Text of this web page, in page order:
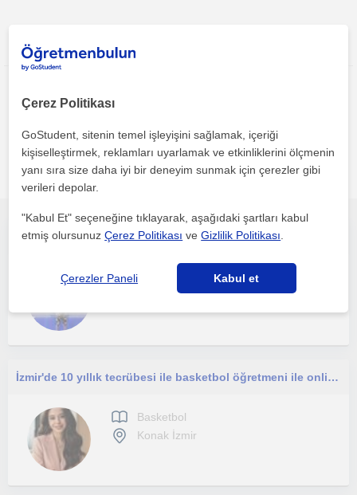
Bu ilanı paylaş veya e-posta ile gönder
Izmir bölgesinde ilginizi çekebilecek diğer Basketbol
öğretmenleri
Basketbol
Bornova
İzmir'de 10 yıllık tecrübesi ile basketbol öğretmeni ile online- yüz yüze ders
Basketbol
Konak İzmir
Çerez Politikası
GoStudent, sitenin temel işleyişini sağlamak, içeriği
kişiselleştirmek, reklamları uyarlamak ve etkinliklerini ölçmenin
yanı sıra size daha iyi bir deneyim sunmak için çerezler gibi
verileri depolar.
"Kabul Et" seçeneğine tıklayarak, aşağıdaki şartları kabul
etmiş olursunuzÇerez Politikası veGizlilik Politikası
Çerezler Paneli Kabul et